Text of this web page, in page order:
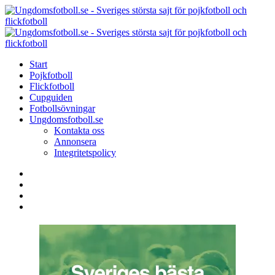
Menu
Search
Menu
Start
Pojkfotboll
Flickfotboll
Cupguiden
Fotbollsövningar
Ungdomsfotboll.se
Kontakta oss
Annonsera
Integritetspolicy